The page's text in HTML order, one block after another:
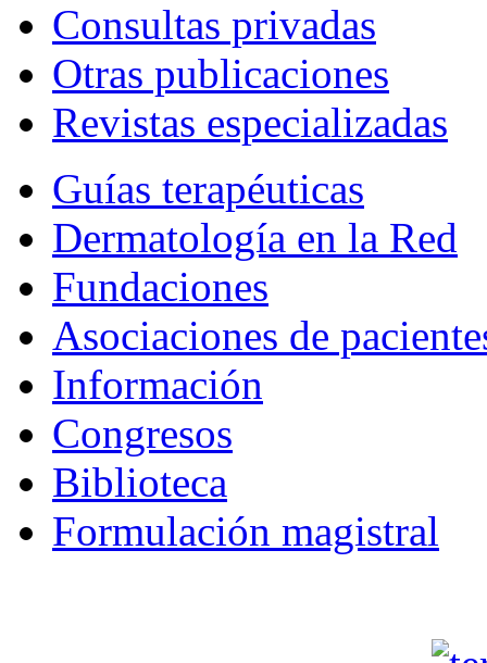
Consultas privadas
Otras publicaciones
Revistas especializadas
Guías terapéuticas
Dermatología en la Red
Fundaciones
Asociaciones de
Información
Congresos
Biblioteca
Formulación magistral